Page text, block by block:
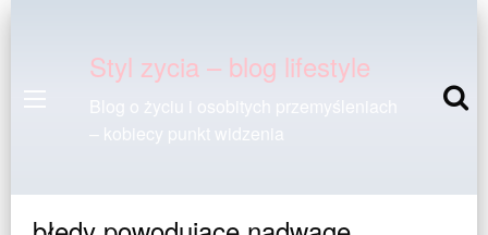
Styl zycia – blog lifestyle
– kobiecy punkt widzenia